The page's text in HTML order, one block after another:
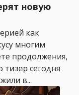
новую
как
многим
продолжения,
сегодня
в...